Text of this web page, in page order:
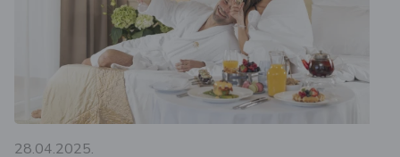
28.04.2025.